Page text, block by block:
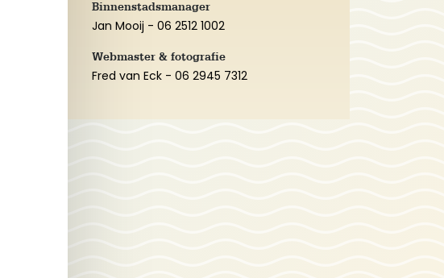
Binnenstadsmanager
Jan Mooij - 06 2512 1002
Webmaster & fotografie
Fred van Eck - 06 2945 7312